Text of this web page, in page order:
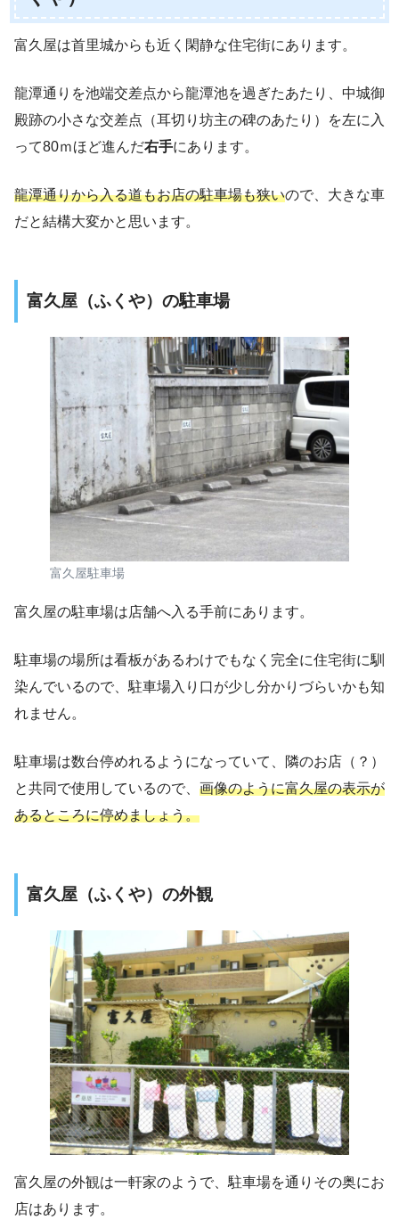
富久屋は首里城からも近く閑静な住宅街にあります。
龍潭通りを池端交差点から龍潭池を過ぎたあたり、中城御
殿跡の小さな交差点（耳切り坊主の碑のあたり）を左に入
って80ｍほど進んだ右手にあります。
龍潭通りから入る道もお店の駐車場も狭いので、大きな車
だと結構大変かと思います。
富久屋（ふくや）の駐車場
富久屋駐車場
富久屋の駐車場は店舗へ入る手前にあります。
駐車場の場所は看板があるわけでもなく完全に住宅街に馴
染んでいるので、駐車場入り口が少し分かりづらいかも知
れません。
駐車場は数台停めれるようになっていて、隣のお店（？）
と共同で使用しているので、 画像のように富久屋の表示が
あるところに停めましょう。
富久屋（ふくや）の外観
富久屋の外観は一軒家のようで、駐車場を通りその奥にお
店はあります。